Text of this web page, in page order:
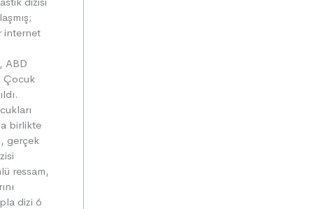
internet
ABD
Çocuk
birlikte
gerçek
ressam,
dizi 6